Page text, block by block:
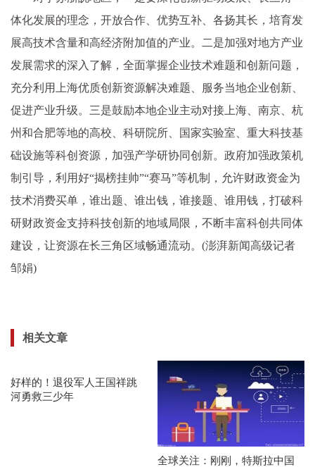
体化发展的理念，开放合作、优势互补、各扬其长，培育发
展高技术含量和高经济附加值的产业。二是加强对地方产业
发展需求的深入了解，全面掌握企业技术难题和创新问题，
充分利用上海优质创新资源解决难题、服务当地企业创新、
促进产业升级。三是鼓励本地企业主动对接上海、南京、杭
州和合肥等地的高校、科研院所、国家实验室、重大科技基
础设施等科创资源，加强产学研协同创新。政府加强政策机
制引导，利用好“揭榜挂帅”“赛马”等机制，允许财政资金为
技术消费买单，谁出题、谁出钱，谁接题、谁用钱，打破科
研财政资金支持科技创新的地域局限，不断丰富科创共同体
建设，让资源在长三角区域畅通流动。(澎湃新闻高级记者
邹娟)
相关文章
好样的！退役军人王国祥跳
河勇救三少年
全球关注：刚刚，特斯拉中国